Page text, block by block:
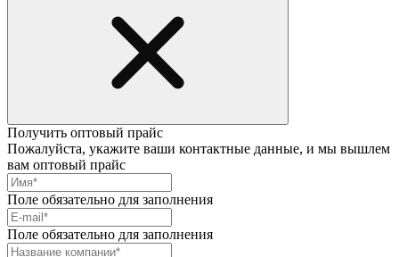
Получить оптовый прайс
Пожалуйста, укажите ваши контактные данные, и мы вышлем
вам оптовый прайс
Поле обязательно для заполнения
Поле обязательно для заполнения